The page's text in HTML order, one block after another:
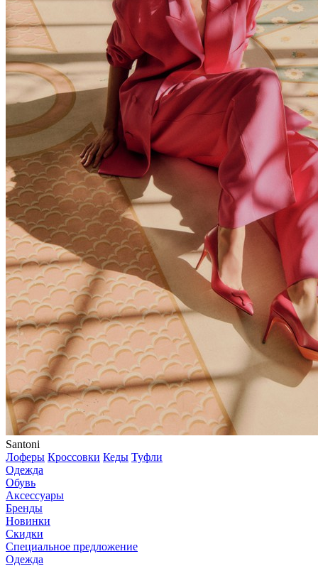
Santoni
Лоферы Кроссовки Кеды Туфли
Одежда
Обувь
Аксессуары
Бренды
Новинки
Скидки
Специальное предложение
Одежда